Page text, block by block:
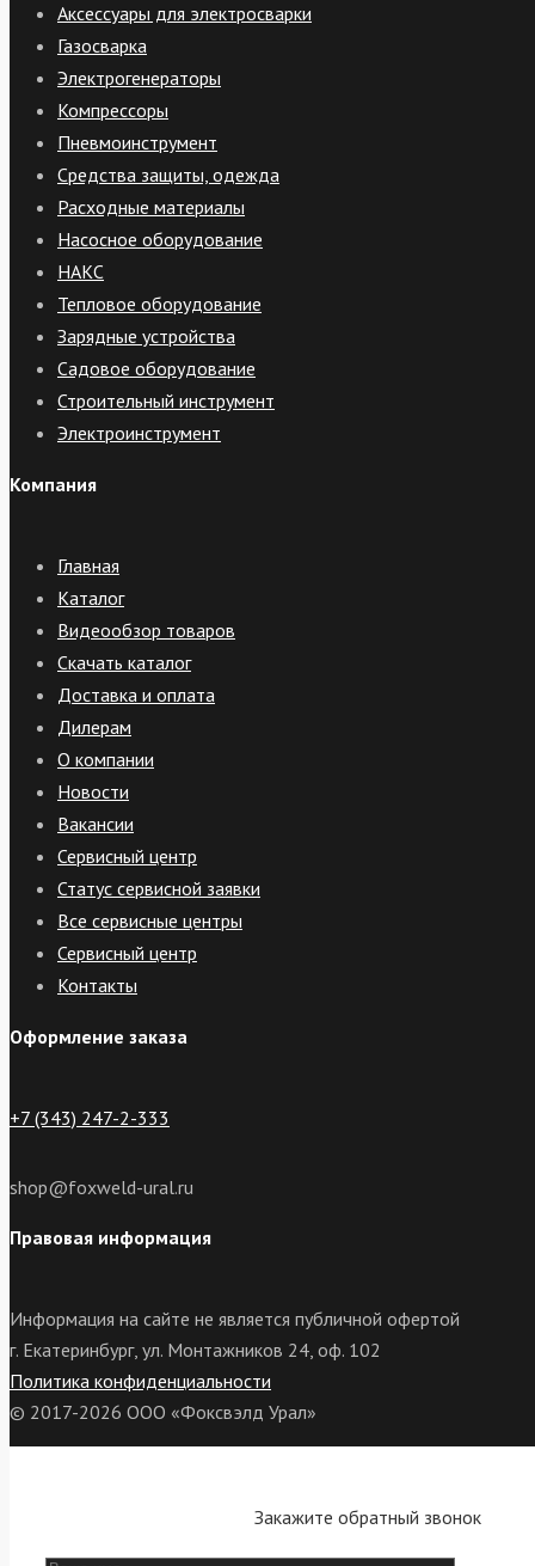
Аксессуары для электросварки
Газосварка
Электрогенераторы
Компрессоры
Пневмоинструмент
Средства защиты, одежда
Расходные материалы
Насосное оборудование
НАКС
Тепловое оборудование
Зарядные устройства
Садовое оборудование
Строительный инструмент
Электроинструмент
Компания
Главная
Каталог
Видеообзор товаров
Скачать каталог
Доставка и оплата
Дилерам
О компании
Новости
Вакансии
Сервисный центр
Статус сервисной заявки
Все сервисные центры
Сервисный центр
Контакты
Оформление заказа
+7 (343) 247-2-333
shop@foxweld-ural.ru
Правовая информация
Информация на сайте не является публичной офертой
г. Екатеринбург, ул. Монтажников 24, оф. 102
Политика конфиденциальности
© 2017-2026 ООО «Фоксвэлд Урал»
Закажите обратный звонок